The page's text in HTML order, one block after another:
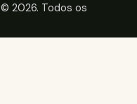
© 2026. Todos os